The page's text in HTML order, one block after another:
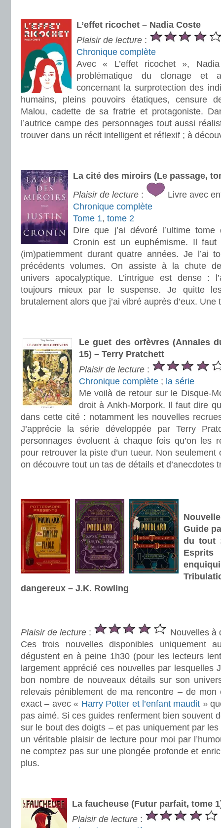
L’effet ricochet – Nadia Coste
Plaisir de lecture :
Chronique complète
Avec « L’effet ricochet »,
problématique du clonage et
concernant la surprotection des
humains, pleins pouvoirs étatiques, censure
Malou, cadette de sa fratrie et protagoniste.
l’autrice campe des personnages tout aussi
trouver dans un récit intelligent et réflexif ; à
La cité des miroirs (Le passage,
Plaisir de lecture :
Livre avec
Chronique complète
Tome 1, tome 2
Dire que j’ai dévoré l’ultime
Cronin est un euphémisme. Il faut
(im)patiemment durant quatre années. Je l’ai
précédents volumes. On assiste à la chute
univers apocalyptique. L’intrigue est dense :
toujours mieux par le suspense. Je quitte
brutalement alors que j’ai vibré auprès d’eux. Une
Le guet des orfèvres (Annales
15) – Terry Pratchett
Plaisir de lecture :
Chronique complète ; la série
Me voilà de retour sur le Disque-
droit à Ankh-Morpork. Il faut dire
dans cette cité : notamment les nouvelles
J’apprécie la série développée par Terry
personnages évoluent à chaque fois qu’on les
pour retrouver la piste d’un tueur. Non
on découvre tout un tas de détails et d’anecdotes
Guide
du tout
dangereux – J.K. Rowling
Plaisir de lecture :
Nouvelles à
Ces trois nouvelles disponibles uniquement
dégustent en à peine 1h30 (pour les lecteurs
largement apprécié ces nouvelles par lesquelles
bon nombre de nouveaux détails sur son
relevais péniblement de ma rencontre – de mon
exact – avec « Harry Potter et l’enfant maudit »
pas aimé. Si ces guides renferment bien souvent
sur le bout des doigts – et pas uniquement par
un véritable plaisir de lecture pour moi par
ne comptez pas sur une plongée profonde et
plus.
La faucheuse (Futur parfait, tome
Plaisir de lecture :